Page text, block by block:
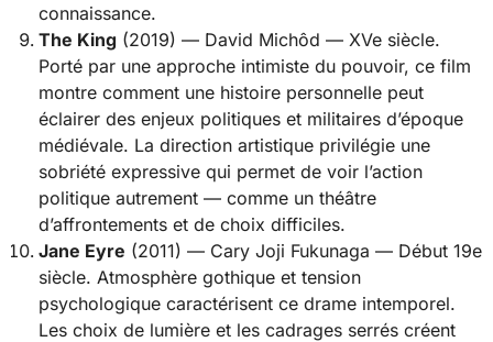
connaissance.
The King (2019) — David Michôd — XVe siècle.
Porté par une approche intimiste du pouvoir, ce film
montre comment une histoire personnelle peut
éclairer des enjeux politiques et militaires d’époque
médiévale. La direction artistique privilégie une
sobriété expressive qui permet de voir l’action
politique autrement — comme un théâtre
d’affrontements et de choix difficiles.
Jane Eyre (2011) — Cary Joji Fukunaga — Début 19e
siècle. Atmosphère gothique et tension
psychologique caractérisent ce drame intemporel.
Les choix de lumière et les cadrages serrés créent